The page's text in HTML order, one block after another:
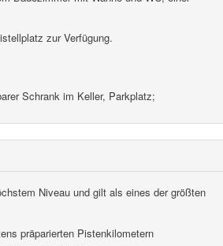
zur Verfügung.
Schrank im Keller, Parkplatz;
Niveau und gilt als eines der größten
präparierten Pistenkilometern